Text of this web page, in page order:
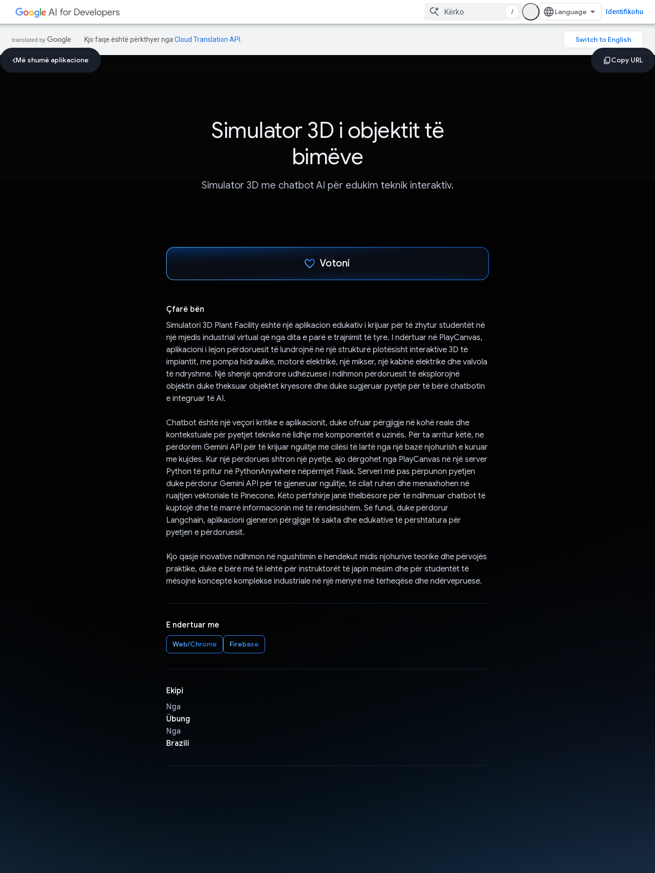
/ Identifikohu
Kjo faqe është përkthyer nga Cloud Translation API
Më shumë aplikacione
Simulator 3D i objektit të
bimëve
Simulator 3D me chatbot AI për edukim teknik interaktiv.
Votoni
Çfarë bën
Simulatori 3D Plant Facility është një aplikacion edukativ i krijuar për të zhytur studentët në
një mjedis industrial virtual që nga dita e parë e trajnimit të tyre. I ndërtuar në PlayCanvas,
aplikacioni i lejon përdoruesit të lundrojnë në një strukturë plotësisht interaktive 3D të
impiantit, me pompa hidraulike, motorë elektrikë, një mikser, një kabinë elektrike dhe valvola
të ndryshme. Një shenjë qendrore udhëzuese i ndihmon përdoruesit të eksplorojnë
objektin duke theksuar objektet kryesore dhe duke sugjeruar pyetje për të bërë chatbotin
e integruar të AI.
Chatbot është një veçori kritike e aplikacionit, duke ofruar përgjigje në kohë reale dhe
kontekstuale për pyetjet teknike në lidhje me komponentët e uzinës. Për ta arritur këtë, ne
përdorëm Gemini API për të krijuar ngulitje me cilësi të lartë nga një bazë njohurish e kuruar
me kujdes. Kur një përdorues shtron një pyetje, ajo dërgohet nga PlayCanvas në një server
Python të pritur në PythonAnywhere nëpërmjet Flask. Serveri më pas përpunon pyetjen
duke përdorur Gemini API për të gjeneruar ngulitje, të cilat ruhen dhe menaxhohen në
ruajtjen vektoriale të Pinecone. Këto përfshirje janë thelbësore për të ndihmuar chatbot të
kuptojë dhe të marrë informacionin më të rëndësishëm. Së fundi, duke përdorur
Langchain, aplikacioni gjeneron përgjigje të sakta dhe edukative të përshtatura për
pyetjen e përdoruesit.
Kjo qasje inovative ndihmon në ngushtimin e hendekut midis njohurive teorike dhe përvojës
praktike, duke e bërë më të lehtë për instruktorët të japin mësim dhe për studentët të
mësojnë koncepte komplekse industriale në një mënyrë më tërheqëse dhe ndërvepruese.
E ndertuar me
Web/Chrome Firebase
Ekipi
Nga
Übung
Nga
Brazili